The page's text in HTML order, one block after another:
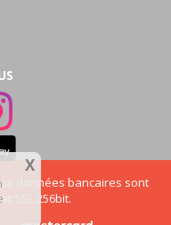
données bancaires sont
SSL 256bit.
X